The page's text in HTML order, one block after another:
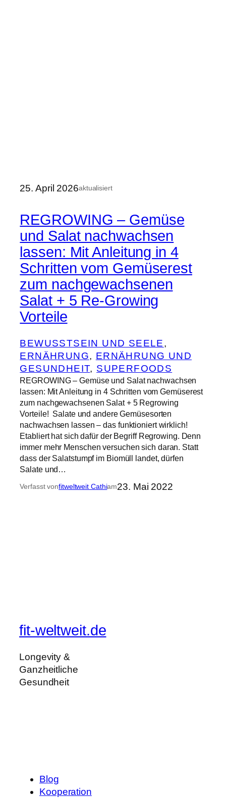
25. April 2026aktualisiert
REGROWING – Gemüse
und Salat nachwachsen
lassen: Mit Anleitung in 4
Schritten vom Gemüserest
zum nachgewachsenen
Salat + 5 Re-Growing
Vorteile
BEWUSSTSEIN UND SEELE
ERNÄHRUNG, ERNÄHRUNG UND
GESUNDHEIT, SUPERFOODS
REGROWING – Gemüse und Salat nachwachsen
lassen: Mit Anleitung in 4 Schritten vom Gemüserest
zum nachgewachsenen Salat + 5 Regrowing
Vorteile! Salate und andere Gemüsesorten
nachwachsen lassen – das funktioniert wirklich!
Etabliert hat sich dafür der Begriff Regrowing. Denn
immer mehr Menschen versuchen sich daran. Statt
dass der Salatstumpf im Biomüll landet, dürfen
Salate und…
Verfasst vonfitweltweit Cathiam23. Mai 2022
fit-weltweit.de
Longevity &
Ganzheitliche
Gesundheit
Blog
Kooperation